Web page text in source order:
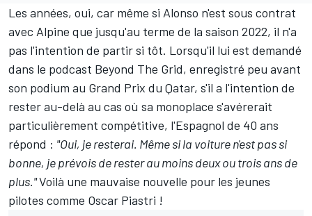
Les années, oui, car même si Alonso n'est sous contrat
avec Alpine que jusqu'au terme de la saison 2022, il n'a
pas l'intention de partir si tôt. Lorsqu'il lui est demandé
dans le podcast Beyond The Grid, enregistré peu avant
son podium au Grand Prix du Qatar, s'il a l'intention de
rester au-delà au cas où sa monoplace s'avérerait
particulièrement compétitive, l'Espagnol de 40 ans
répond : "Oui, je resterai. Même si la voiture n'est pas si
bonne, je prévois de rester au moins deux ou trois ans de
plus."Voilà une mauvaise nouvelle pour les jeunes
pilotes comme Oscar Piastri !